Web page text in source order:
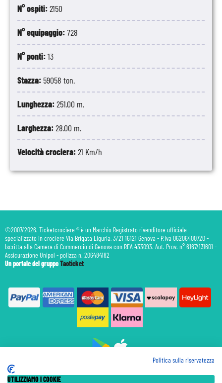
N° ospiti:2150
N° equipaggio:728
N° ponti:13
Stazza: 59058 ton.
Lunghezza:251.00 m.
Larghezza:28.00 m.
Velocità crociera:21 Km/h
©2007/2026. Ticketcrociere ® è un Marchio Registrato rivenditore ufficiale
specializzato in crociere Via Brigata Liguria, 3/21 16121 Genova - P.Iva 06206400720 -
Iscritta alla Camera di Commercio di Genova con REA 433093. Aut. Prov. n° 6167/131601 -
Assicurazione Unipol - polizza n. 206484182
Un portale del gruppoTaoticket
Politica sulla riservatezza
UTILIZZIAMO I COOKIE